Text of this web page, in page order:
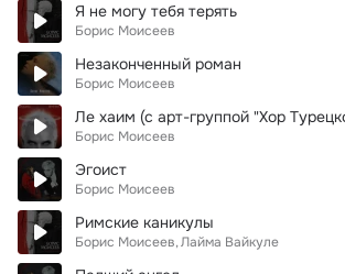
Я не могу тебя терять
Борис Моисеев
Незаконченный роман
Борис Моисеев
Ле хаим (с арт-группой "Хор
Борис Моисеев
Эгоист
Борис Моисеев
Римские каникулы
Борис Моисеев Лайма Вайкуле